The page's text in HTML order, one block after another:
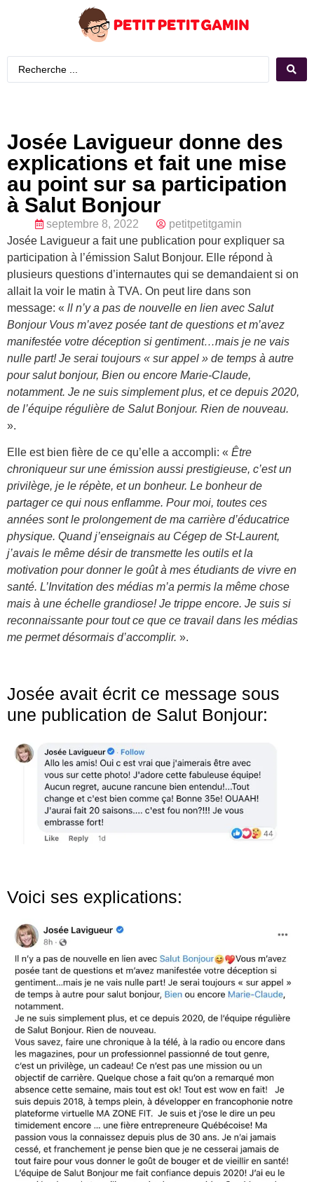
Josée Lavigueur donne des
explications et fait une mise
au point sur sa participation
à Salut Bonjour
septembre 8, 2022
petitpetitgamin
Josée Lavigueur a fait une publication pour expliquer sa
participation à l’émission Salut Bonjour. Elle répond à
plusieurs questions d’internautes qui se demandaient si on
allait la voir le matin à TVA. On peut lire dans son
message: « ll n’y a pas de nouvelle en lien avec Salut
Bonjour Vous m’avez posée tant de questions et m’avez
manifestée votre déception si gentiment…mais je ne vais
nulle part! Je serai toujours « sur appel » de temps à autre
pour salut bonjour, Bien ou encore Marie-Claude,
notamment. Je ne suis simplement plus, et ce depuis 2020,
de l’équipe régulière de Salut Bonjour. Rien de nouveau.
».
Elle est bien fière de ce qu’elle a accompli: « Être
chroniqueur sur une émission aussi prestigieuse, c’est un
privilège, je le répète, et un bonheur. Le bonheur de
partager ce qui nous enflamme. Pour moi, toutes ces
années sont le prolongement de ma carrière d’éducatrice
physique. Quand j’enseignais au Cégep de St-Laurent,
j’avais le même désir de transmette les outils et la
motivation pour donner le goût à mes étudiants de vivre en
santé. L’Invitation des médias m’a permis la même chose
mais à une échelle grandiose! Je trippe encore. Je suis si
reconnaissante pour tout ce que ce travail dans les médias
me permet désormais d’accomplir. ».
Josée avait écrit ce message sous
une publication de Salut Bonjour:
Voici ses explications: